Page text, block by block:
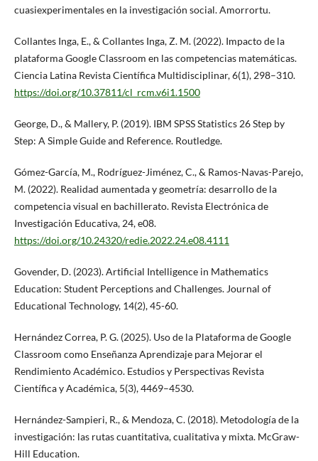
cuasiexperimentales en la investigación social. Amorrortu.
Collantes Inga, E., & Collantes Inga, Z. M. (2022). Impacto de la
plataforma Google Classroom en las competencias matemáticas.
Ciencia Latina Revista Científica Multidisciplinar, 6(1), 298–310.
https://doi.org/10.37811/cl_rcm.v6i1.1500
George, D., & Mallery, P. (2019). IBM SPSS Statistics 26 Step by
Step: A Simple Guide and Reference. Routledge.
Gómez-García, M., Rodríguez-Jiménez, C., & Ramos-Navas-Parejo,
M. (2022). Realidad aumentada y geometría: desarrollo de la
competencia visual en bachillerato. Revista Electrónica de
Investigación Educativa, 24, e08.
https://doi.org/10.24320/redie.2022.24.e08.4111
Govender, D. (2023). Artificial Intelligence in Mathematics
Education: Student Perceptions and Challenges. Journal of
Educational Technology, 14(2), 45-60.
Hernández Correa, P. G. (2025). Uso de la Plataforma de Google
Classroom como Enseñanza Aprendizaje para Mejorar el
Rendimiento Académico. Estudios y Perspectivas Revista
Científica y Académica, 5(3), 4469–4530.
Hernández-Sampieri, R., & Mendoza, C. (2018). Metodología de la
investigación: las rutas cuantitativa, cualitativa y mixta. McGraw-
Hill Education.